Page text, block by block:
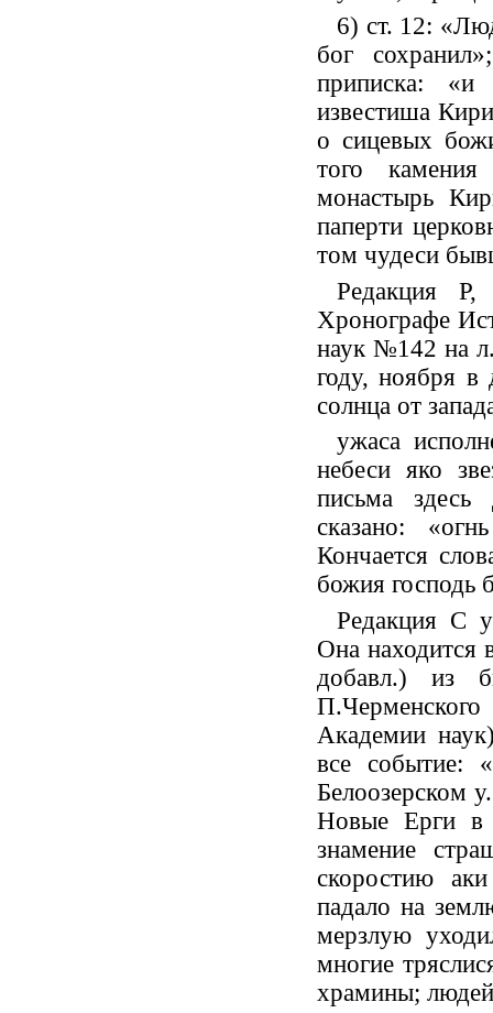
6) ст. 12:
бог
приписка:
известиша
о сицевых
того
монастырь
паперти
том чудеси
Редакция
Хронографе
наук №142 на
году, ноября в
солнца от
ужаса
небеси яко
письма
сказано:
Кончается
божия господь
Редакция С
Она находится
добавл.) из
Академии
все событие:
Белоозерском
Новые Ерги в
знамение
скоростию
падало на
мерзлую
многие
храмины;